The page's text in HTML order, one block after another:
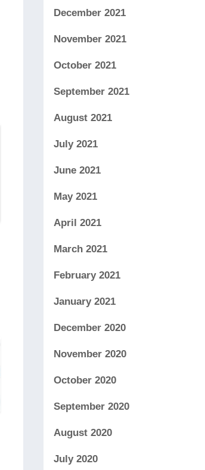
December 2021
November 2021
October 2021
September 2021
August 2021
July 2021
June 2021
May 2021
April 2021
March 2021
February 2021
January 2021
December 2020
November 2020
October 2020
September 2020
August 2020
July 2020